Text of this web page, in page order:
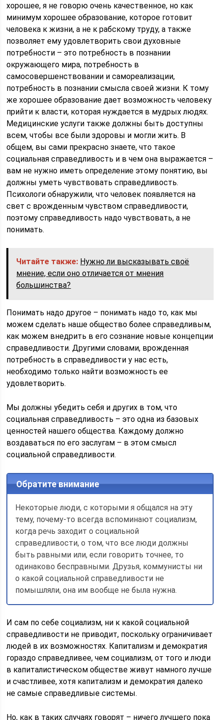
хорошее, я не говорю очень качественное, но как
минимум хорошее образование, которое готовит
человека к жизни, а не к рабскому труду, а также
позволяет ему удовлетворить свои духовные
потребности – это потребность в познании
окружающего мира, потребность в
самосовершенствовании и самореализации,
потребность в познании смысла своей жизни. К тому
же хорошее образование дает возможность человеку
прийти к власти, которая нуждается в мудрых людях.
Медицинские услуги также должны быть доступны
всем, чтобы все были здоровы и могли жить. В
общем, вы сами прекрасно знаете, что такое
социальная справедливость и в чем она выражается –
вам не нужно иметь определение этому понятию, вы
должны уметь чувствовать справедливость.
Психологи обнаружили, что человек появляется на
свет с врожденным чувством справедливости,
поэтому справедливость надо чувствовать, а не
понимать.
Читайте также: Нужно ли высказывать своё
мнение, если оно отличается от мнения
большинства?
Понимать надо другое – понимать надо то, как мы
можем сделать наше общество более справедливым,
как можем внедрить в его сознание новые концепции
справедливости. Другими словами, врожденная
потребность в справедливости у нас есть,
необходимо только найти возможность ее
удовлетворить.
Мы должны убедить себя и других в том, что
социальная справедливость – это одна из базовых
ценностей нашего общества. Каждому должно
воздаваться по его заслугам – в этом смысл
социальной справедливости.
Обратите внимание
Некоторые люди, с которыми я общался на эту
тему, почему-то всегда вспоминают социализм,
когда речь заходит о социальной
справедливости, о том, что все люди должны
быть равными или, если говорить точнее, то
одинаково бесправными. Друзья, коммунисты ни
о какой социальной справедливости не
помышляли, она им вообще не была нужна.
И сам по себе социализм, ни к какой социальной
справедливости не приводит, поскольку ограничивает
людей в их возможностях. Капитализм и демократия
гораздо справедливее, чем социализм, от того и люди
в капиталистическом обществе живут намного лучше
и счастливее, хотя капитализм и демократия далеко
не самые справедливые системы.
Но, как в таких случаях говорят – ничего лучшего пока